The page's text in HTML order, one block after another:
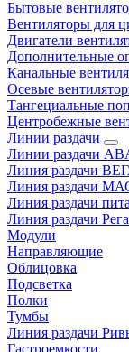
Бытовые
Вентиляторы для
Двигатели
Дополнительные
Канальные
Осевые
Тангециальные
Центробежные
Линии раздачи
Линии раздачи
Линия раздачи
Линия раздачи
Линия раздачи
Линия раздачи
Модули
Направляющие
Облицовка
Подсветка
Полки
Тумбы
Линия раздачи
Гастроемкости